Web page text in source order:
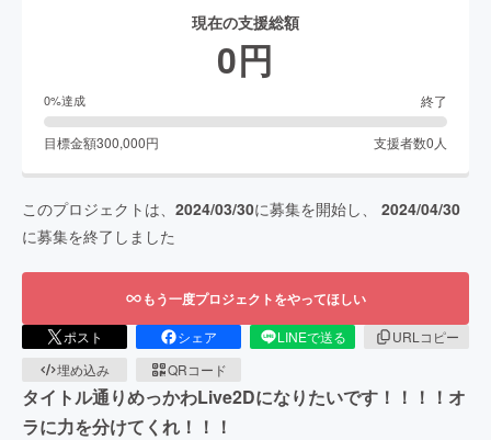
現在の支援総額
0円
0%達成 終了
目標金額300,000円 支援者数0 人
このプロジェクトは、 2024/03/30に募集を開始し、 2024/04/30
に募集を終了しました
もう一度プロジェクトをやってほしい
ポスト シェア LINEで送る
URLコピー
埋め込み
QRコード
タイトル通りめっかわLive2Dになりたいです！！！！オ
ラに力を分けてくれ！！！